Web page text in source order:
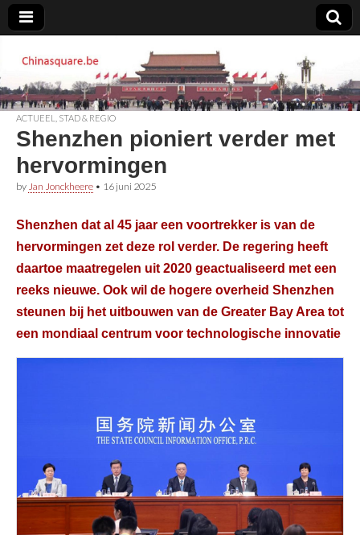
Chinasquare.be
ACTUEEL STAD & REGIO
Shenzhen pioniert verder met
hervormingen
by Jan Jonckheere • 16 juni 2025
Shenzhen dat al 45 jaar een voortrekker is van de
hervormingen zet deze rol verder. De regering heeft
daartoe maatregelen uit 2020 geactualiseerd met een
reeks nieuwe. Ook wil de hogere overheid Shenzhen
steunen bij het uitbouwen van de Greater Bay Area tot
een mondiaal centrum voor technologische innovatie